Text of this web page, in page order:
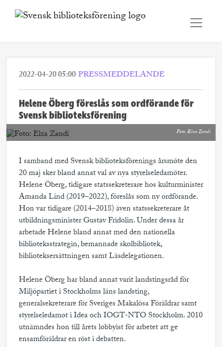
2022-04-20 05:00PRESSMEDDELANDE
Helene Öberg föreslås som ordförande för
Svensk biblioteksförening
Foto: Elza Zandi
I samband med Svensk biblioteksförenings årsmöte den
20 maj sker bland annat val av nya styrelseledamöter.
Helene Öberg, tidigare statssekreterare hos kulturminister
Amanda Lind (2019–2022), föreslås som ny ordförande.
Hon var tidigare (2014–2018) även statssekreterare åt
utbildningsminister Gustav Fridolin. Under dessa år
arbetade Helene bland annat med den nationella
biblioteksstrategin, bemannade skolbibliotek,
biblioteksersättningen samt Läsdelegationen.
Helene Öberg har bland annat varit landstingsråd för
Miljöpartiet i Stockholms läns landsting,
generalsekreterare för Sveriges Makalösa Föräldrar samt
styrelseledamot i Idea och IOGT-NTO Stockholm. 2010
utnämndes hon till årets lobbyist för arbetet att ge
ensamföräldrar en röst i debatten.